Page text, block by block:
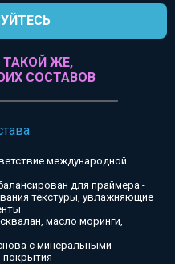
ТАКОЙ ЖЕ,
СОСТАВОВ
международной
для праймера -
текстуры, увлажняющие
масло моринги,
с минеральными
покрытия